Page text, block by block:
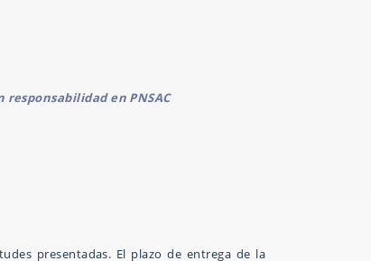
en PNSAC
presentadas. El plazo de entrega de la